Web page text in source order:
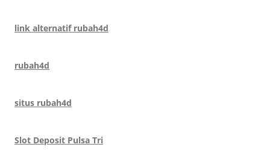
link alternatif rubah4d
rubah4d
situs rubah4d
Slot Deposit Pulsa Tri